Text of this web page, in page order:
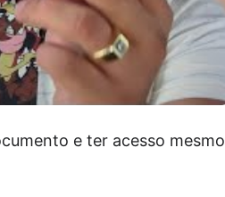
e ter acesso mesmo